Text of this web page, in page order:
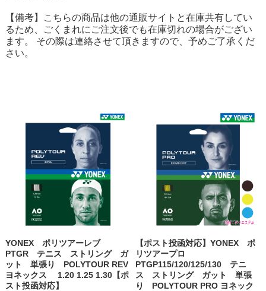
【備考】こちらの商品は他の通販サイトと在庫共有してい
るため、ごくまれにご注文後でも在庫切れの場合がござい
ます。 その際は連絡させて頂きますので、予めご了承くだ
さい。
YONEX ポリツアーレブ
PTGR テニス ストリング ガ
ット 単張り POLYTOUR REV
ヨネックス 1.20 1.25 1.30【ポ
スト投函対応】
【ポスト投函対応】YONEX ポ
リツアープロ
PTGP115/120/125/130 テニ
ス ストリング ガット 単張
り POLYTOUR PRO ヨネック